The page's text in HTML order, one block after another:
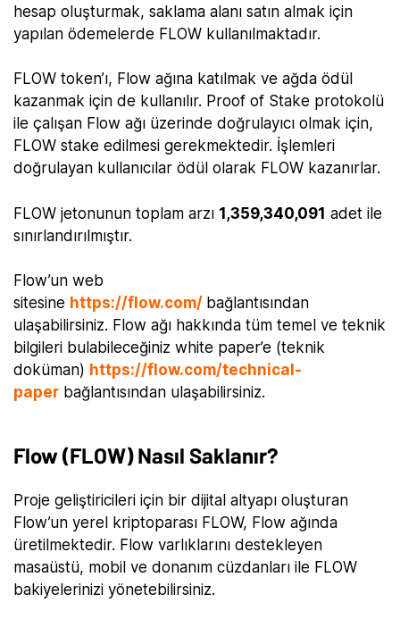
hesap oluşturmak, saklama alanı satın almak için
yapılan ödemelerde FLOW kullanılmaktadır.
FLOW token’ı, Flow ağına katılmak ve ağda ödül
kazanmak için de kullanılır. Proof of Stake protokolü
ile çalışan Flow ağı üzerinde doğrulayıcı olmak için,
FLOW stake edilmesi gerekmektedir. İşlemleri
doğrulayan kullanıcılar ödül olarak FLOW kazanırlar.
FLOW jetonunun toplam arzı 1,359,340,091 adet ile
sınırlandırılmıştır.
Flow’un web
sitesine https://flow.com/ bağlantısından
ulaşabilirsiniz. Flow ağı hakkında tüm temel ve teknik
bilgileri bulabileceğiniz white paper’e (teknik
doküman) https://flow.com/technical-
paper bağlantısından ulaşabilirsiniz.
Flow (FLOW) Nasıl Saklanır?
Proje geliştiricileri için bir dijital altyapı oluşturan
Flow’un yerel kriptoparası FLOW, Flow ağında
üretilmektedir. Flow varlıklarını destekleyen
masaüstü, mobil ve donanım cüzdanları ile FLOW
bakiyelerinizi yönetebilirsiniz.